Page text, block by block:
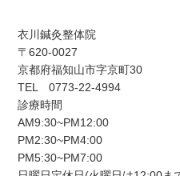
衣川鍼灸整体院
〒620-0027
京都府福知山市字京町30
TEL 0773-22-4994
診療時間
AM9:30~PM12:00
PM2:30~PM4:00
PM5:30~PM7:00